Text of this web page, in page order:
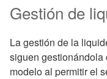
Gestión de
La gestión de la
siguen gestionándola
modelo al permitir el